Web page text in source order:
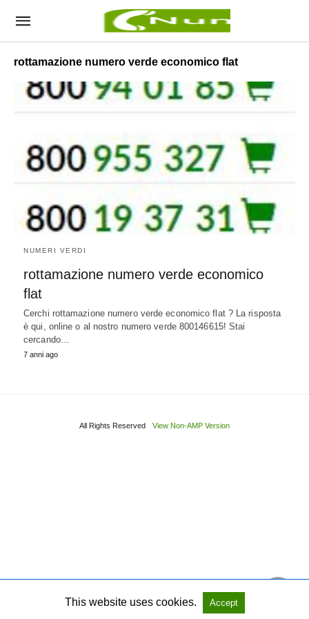
rottamazione numero verde economico flat
NUMERI VERDI
rottamazione numero verde economico
flat
Cerchi rottamazione numero verde economico flat ? La risposta
è qui, online o al nostro numero verde 800146615! Stai
cercando…
7 anni ago
All Rights Reserved View Non-AMP Version
This website uses cookies. Accept